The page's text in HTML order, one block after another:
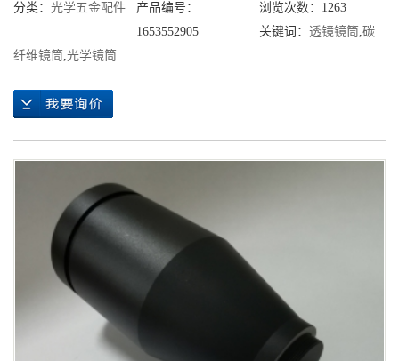
分类： 光学五金配件
产品编号：
1653552905
浏览次数：1263
关键词： 透镜镜筒,碳
纤维镜筒,光学镜筒